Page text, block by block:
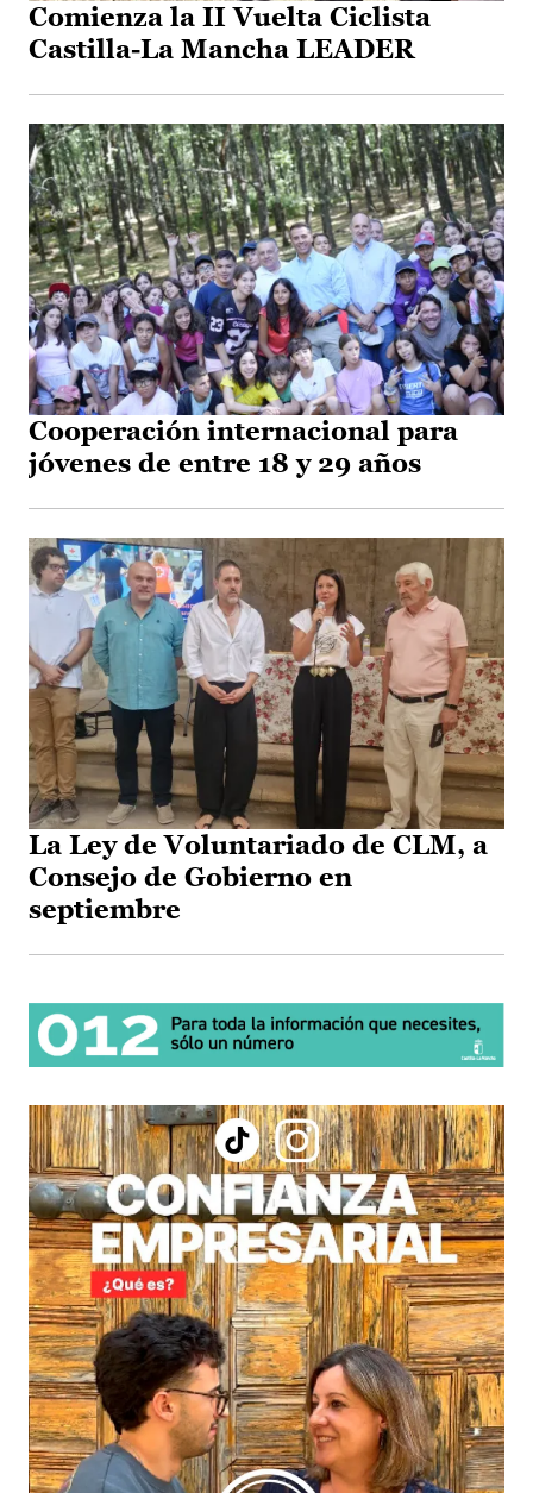
Comienza la II Vuelta Ciclista
Castilla-La Mancha LEADER
Cooperación internacional para
jóvenes de entre 18 y 29 años
La Ley de Voluntariado de CLM, a
Consejo de Gobierno en
septiembre